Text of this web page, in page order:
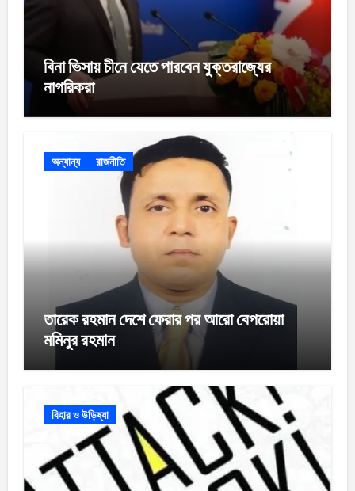
বিনা ভিসায় চীনে যেতে পারবেন যুক্তরাজ্যের
নাগরিকরা
অন্যান্য রাজনীতি
তারেক রহমান দেশে ফেরার পর আরো বেপরোয়া
মমিনুর রহমান
বিহার ও উড়িষ্যা